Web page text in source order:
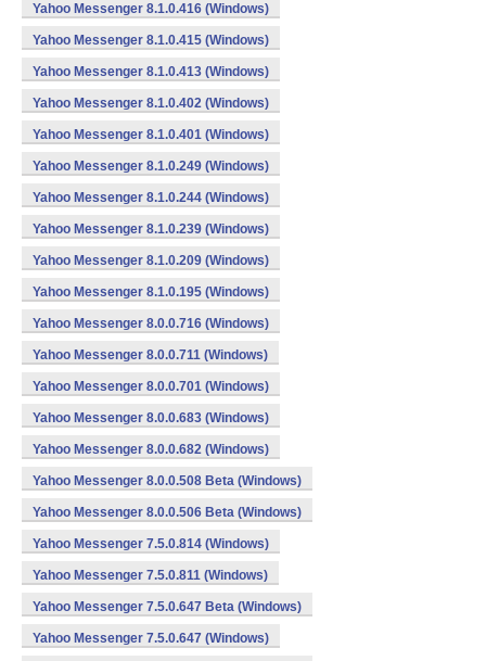
Yahoo Messenger 8.1.0.416 (Windows)
Yahoo Messenger 8.1.0.415 (Windows)
Yahoo Messenger 8.1.0.413 (Windows)
Yahoo Messenger 8.1.0.402 (Windows)
Yahoo Messenger 8.1.0.401 (Windows)
Yahoo Messenger 8.1.0.249 (Windows)
Yahoo Messenger 8.1.0.244 (Windows)
Yahoo Messenger 8.1.0.239 (Windows)
Yahoo Messenger 8.1.0.209 (Windows)
Yahoo Messenger 8.1.0.195 (Windows)
Yahoo Messenger 8.0.0.716 (Windows)
Yahoo Messenger 8.0.0.711 (Windows)
Yahoo Messenger 8.0.0.701 (Windows)
Yahoo Messenger 8.0.0.683 (Windows)
Yahoo Messenger 8.0.0.682 (Windows)
Yahoo Messenger 8.0.0.508 Beta (Windows)
Yahoo Messenger 8.0.0.506 Beta (Windows)
Yahoo Messenger 7.5.0.814 (Windows)
Yahoo Messenger 7.5.0.811 (Windows)
Yahoo Messenger 7.5.0.647 Beta (Windows)
Yahoo Messenger 7.5.0.647 (Windows)